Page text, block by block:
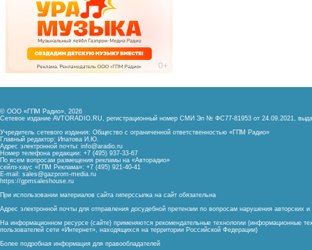
© ООО «ГПМ Радио», 2026
Сетевое издание AVTORADIO.RU, регистрационный номер СМИ Эл № ФС77-81953 от 24.09.2021,
Учредитель сетевого издания: Общество с ограниченной ответственностью «ГПМ Радио»
Главный редактор: Ипатова И.Ю.
Адрес электронной почты: info@aradio.ru
Номер телефона редакции: +7 (495) 937-33-67
По всем вопросам размещения рекламы на «Авторадио»
сейлз-хаус «ГПМ Реклама»: +7 (495) 921-40-41
E-mail: sales@gazprom-media.ru
https://gpmsaleshouse.ru
При использовании материалов сайта гиперссылка на сайт обязательна
Адрес электронной почты для отправления досудебной претензии по вопросам нарушения авторских
На информационном ресурсе (сайте) применяются рекомендательные технологии (информационные
пользователей сети «Интернет», находящихся на территории Российской Федерации)
Более подробная информация для правообладателей